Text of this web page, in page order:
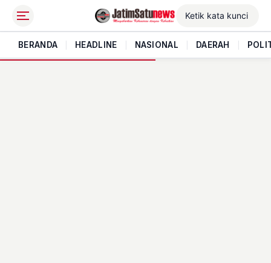
BERANDA HEADLINE NASIONAL DAERAH